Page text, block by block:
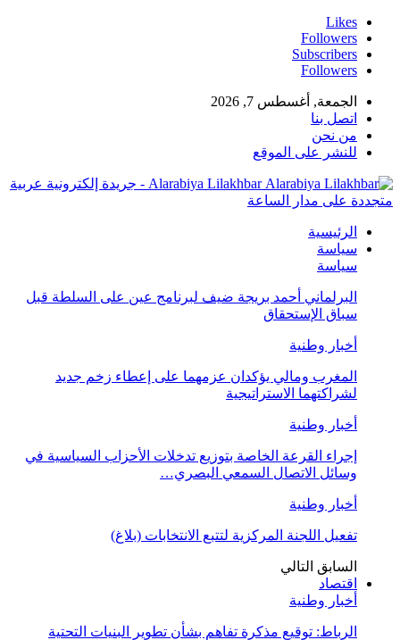
Likes
Followers
Subscribers
Followers
الجمعة, أغسطس 7, 2026
اتصل بنا
من نحن
للنشر على الموقع
Alarabiya Lilakhbar - جريدة إلكترونية عربية
على مدار الساعة
الرئيسية
سياسة
سياسة
البرلماني أحمد بريجة ضيف لبرنامج عين على السلطة قبل
سباق الإستحقاق
أخبار وطنية
المغرب ومالي يؤكدان عزمهما على إعطاء زخم جديد
لشراكتهما الاستراتيجية
أخبار وطنية
إجراء القرعة الخاصة بتوزيع تدخلات الأحزاب السياسية في
وسائل الاتصال السمعي البصري…
أخبار وطنية
تفعيل اللجنة المركزية لتتبع الانتخابات (بلاغ)
السابقالتالي
اقتصاد
أخبار وطنية
الرباط: توقيع مذكرة تفاهم بشأن تطوير البنيات التحتية